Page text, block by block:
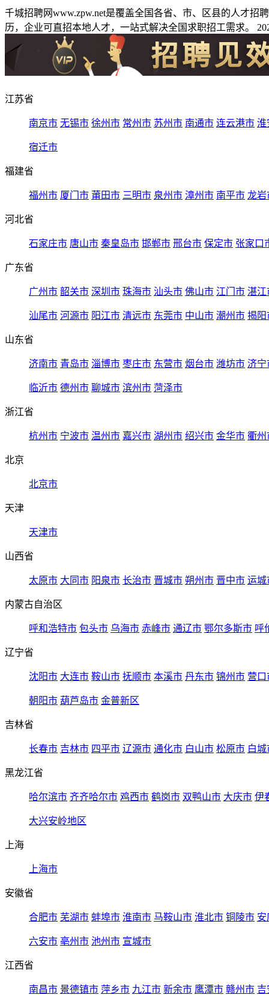
千城招聘网www.zpw.net是覆盖全国各省、市、区县的人才
历，企业可直招本地人才，一站式解决全国求职招工需求。
江苏省
南京市 无锡市 徐州市 常州市 苏州市 南通市 连云港市 淮
宿迁市
福建省
福州市 厦门市 莆田市 三明市 泉州市 漳州市 南平市 龙岩
河北省
石家庄市 唐山市 秦皇岛市 邯郸市 邢台市 保定市 张家口
广东省
广州市 韶关市 深圳市 珠海市 汕头市 佛山市 江门市 湛江
汕尾市 河源市 阳江市 清远市 东莞市 中山市 潮州市 揭阳
山东省
济南市 青岛市 淄博市 枣庄市 东营市 烟台市 潍坊市 济宁
临沂市 德州市 聊城市 滨州市 菏泽市
浙江省
杭州市 宁波市 温州市 嘉兴市 湖州市 绍兴市 金华市 衢州
北京
北京市
天津
天津市
山西省
太原市 大同市 阳泉市 长治市 晋城市 朔州市 晋中市 运城
内蒙古自治区
呼和浩特市 包头市 乌海市 赤峰市 通辽市 鄂尔多斯市 呼
辽宁省
沈阳市 大连市 鞍山市 抚顺市 本溪市 丹东市 锦州市 营口
朝阳市 葫芦岛市 金普新区
吉林省
长春市 吉林市 四平市 辽源市 通化市 白山市 松原市 白城
黑龙江省
哈尔滨市 齐齐哈尔市 鸡西市 鹤岗市 双鸭山市 大庆市 伊
大兴安岭地区
上海
上海市
安徽省
合肥市 芜湖市 蚌埠市 淮南市 马鞍山市 淮北市 铜陵市 安
六安市 亳州市 池州市 宣城市
江西省
南昌市 景德镇市 萍乡市 九江市 新余市 鹰潭市 赣州市 吉